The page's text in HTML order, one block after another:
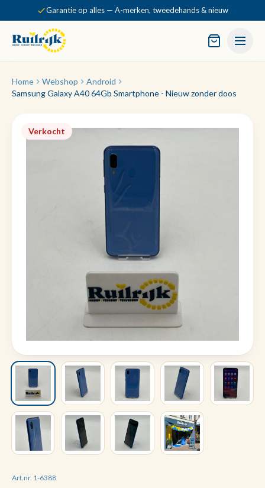
Garantie op alles — A-merken, tweedehands & nieuw
Home Webshop
Android
Samsung Galaxy A40 64Gb Smartphone - Nieuw zonder doos
Verkocht
Art.nr. 1-6388